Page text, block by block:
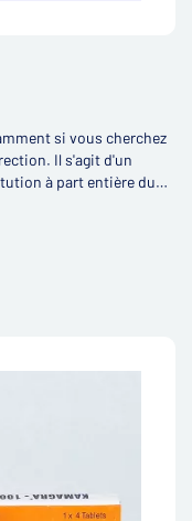
Il s'agit d'un
à part entière du